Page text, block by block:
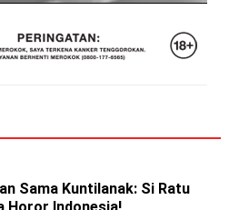
Sama Kuntilanak: Si Ratu